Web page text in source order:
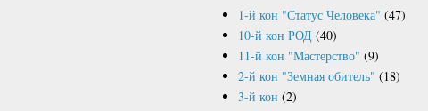
1-й кон "Статус Человека" (47)
10-й кон РОД (40)
11-й кон "Мастерство" (9)
2-й кон "Земная обитель" (18)
3-й кон (2)